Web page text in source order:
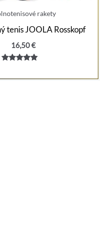
rakety
tenis JOOLA Rosskopf
16,50€
z 5